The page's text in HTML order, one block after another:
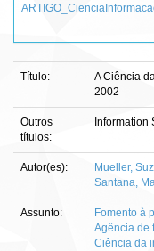
Título:
A Ciência
2002
Outros
títulos:
Autor(es):
Mueller,
Santana,
Assunto:
Fomento à
Agência de
Ciência da